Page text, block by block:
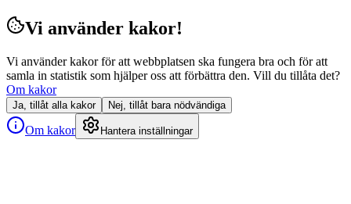
Vi använder kakor!
Vi använder kakor för att webbplatsen ska fungera bra och för att
samla in statistik som hjälper oss att förbättra den. Vill du tillåta det?
Om kakor
Ja, tillåt alla kakor Nej, tillåt bara nödvändiga
Om kakor Hantera inställningar